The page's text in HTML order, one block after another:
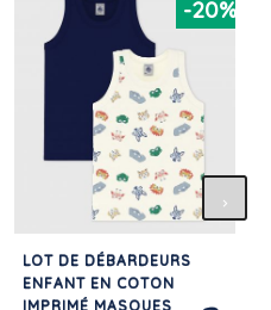
-20%
LOT DE DÉBARDEURS
ENFANT EN COTON
IMPRIMÉ MASQUES